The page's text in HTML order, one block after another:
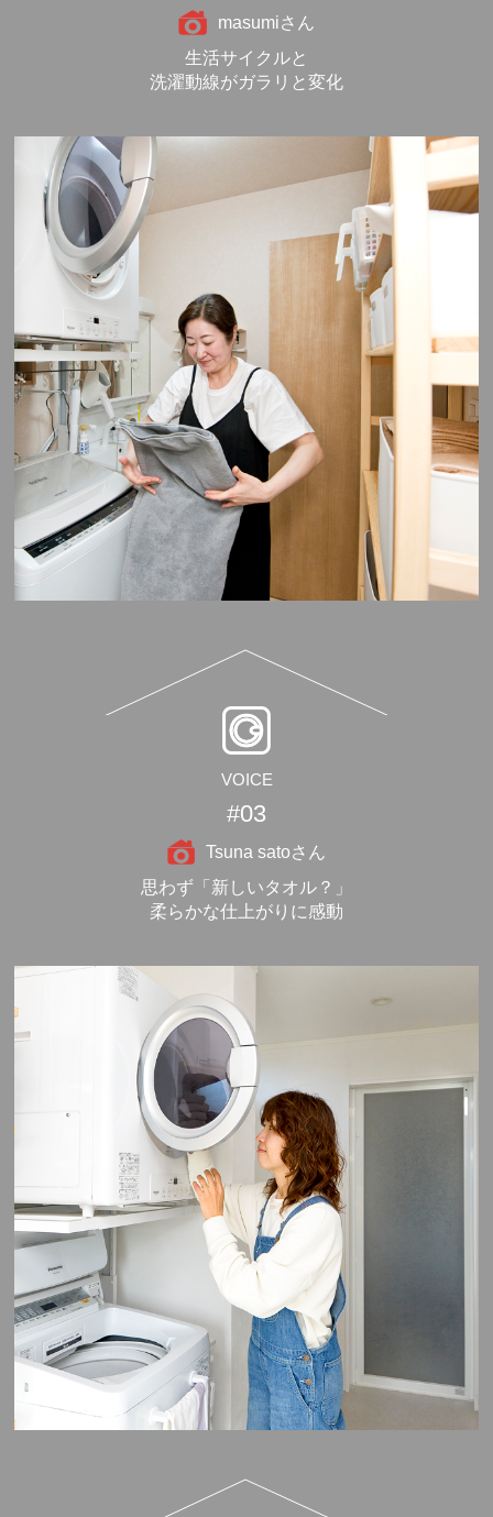
masumiさん
生活サイクルと
洗濯動線がガラリと変化
VOICE
#03
Tsuna satoさん
思わず「新しいタオル？」
柔らかな仕上がりに感動